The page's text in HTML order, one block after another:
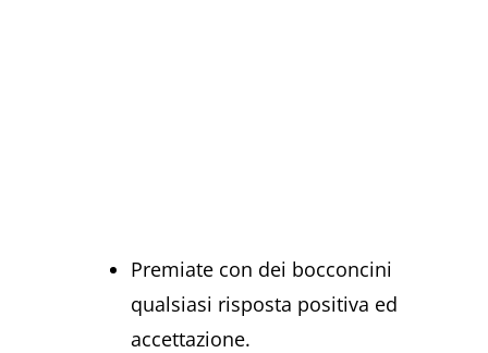
Premiate con dei bocconcini
qualsiasi risposta positiva ed
accettazione.